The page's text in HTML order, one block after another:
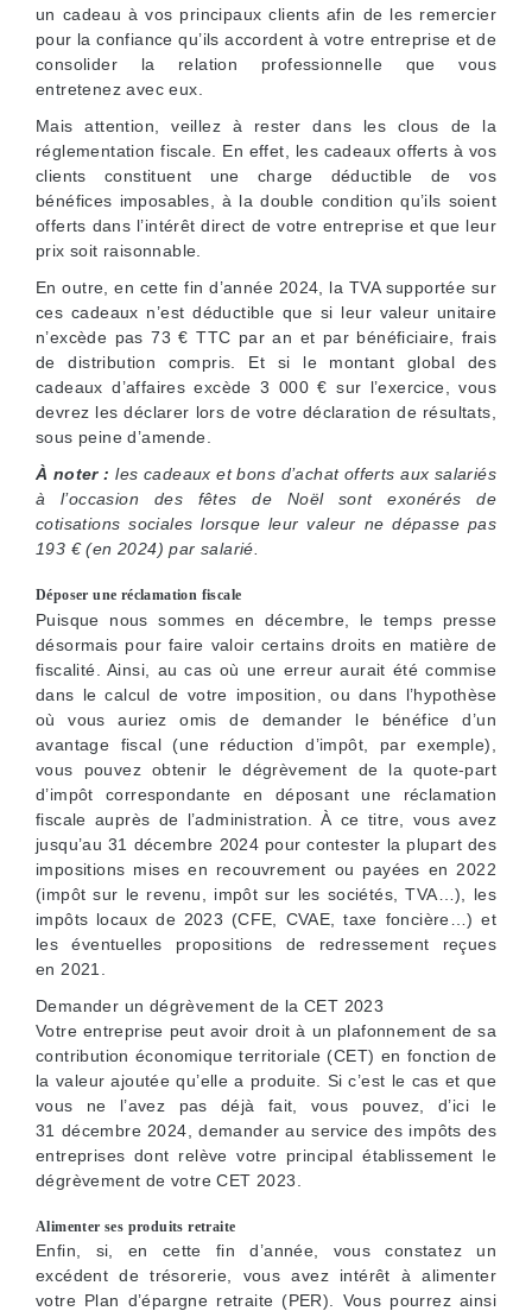
un cadeau à vos principaux clients afin de les remercier
pour la confiance qu’ils accordent à votre entreprise et de
consolider la relation professionnelle que vous
entretenez avec eux.
Mais attention, veillez à rester dans les clous de la
réglementation fiscale. En effet, les cadeaux offerts à vos
clients constituent une charge déductible de vos
bénéfices imposables, à la double condition qu’ils soient
offerts dans l’intérêt direct de votre entreprise et que leur
prix soit raisonnable.
En outre, en cette fin d’année 2024, la TVA supportée sur
ces cadeaux n’est déductible que si leur valeur unitaire
n’excède pas 73 € TTC par an et par bénéficiaire, frais
de distribution compris. Et si le montant global des
cadeaux d’affaires excède 3 000 € sur l’exercice, vous
devrez les déclarer lors de votre déclaration de résultats,
sous peine d’amende.
À noter :les cadeaux et bons d’achat offerts aux salariés
à l’occasion des fêtes de Noël sont exonérés de
cotisations sociales lorsque leur valeur ne dépasse pas
193 € (en 2024) par salarié.
Déposer une réclamation fiscale
Puisque nous sommes en décembre, le temps presse
désormais pour faire valoir certains droits en matière de
fiscalité. Ainsi, au cas où une erreur aurait été commise
dans le calcul de votre imposition, ou dans l’hypothèse
où vous auriez omis de demander le bénéfice d’un
avantage fiscal (une réduction d’impôt, par exemple),
vous pouvez obtenir le dégrèvement de la quote-part
d’impôt correspondante en déposant une réclamation
fiscale auprès de l’administration. À ce titre, vous avez
jusqu’au 31 décembre 2024 pour contester la plupart des
impositions mises en recouvrement ou payées en 2022
(impôt sur le revenu, impôt sur les sociétés, TVA…), les
impôts locaux de 2023 (CFE, CVAE, taxe foncière…) et
les éventuelles propositions de redressement reçues
en 2021.
Demander un dégrèvement de la CET 2023
Votre entreprise peut avoir droit à un plafonnement de sa
contribution économique territoriale (CET) en fonction de
la valeur ajoutée qu’elle a produite. Si c’est le cas et que
vous ne l’avez pas déjà fait, vous pouvez, d’ici le
31 décembre 2024, demander au service des impôts des
entreprises dont relève votre principal établissement le
dégrèvement de votre CET 2023.
Alimenter ses produits retraite
Enfin, si, en cette fin d’année, vous constatez un
excédent de trésorerie, vous avez intérêt à alimenter
votre Plan d’épargne retraite (PER). Vous pourrez ainsi